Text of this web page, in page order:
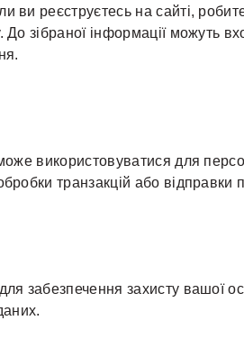
ви реєструєтесь на сайті,
зібраної інформації можуть
використовуватися для
транзакцій або відправки
забезпечення захисту вашої